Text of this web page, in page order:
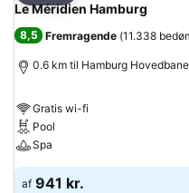
Le Méridien Hamburg
8,5 Fremragende (11.338
0.6 km til Hamburg
Gratis wi-fi
Pool
Spa
af 941 kr.